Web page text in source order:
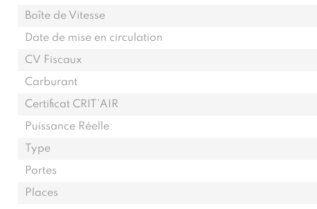
Boîte de Vitesse
Date de mise en circulation
CV Fiscaux
Carburant
Certificat CRIT’AIR
Puissance Réelle
Type
Portes
Places